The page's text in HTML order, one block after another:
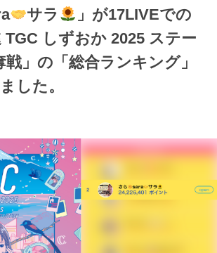
サラ
」が17LIVEでの
TGC しずおか 2025 ステー
戦」の「総合ランキング」
した。